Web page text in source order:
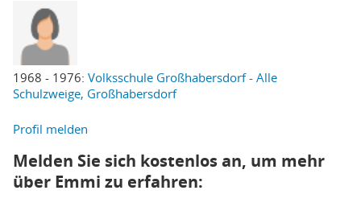
1968 - 1976: Volksschule Großhabersdorf - Alle
Schulzweige, Großhabersdorf
Profil melden
Melden Sie sich kostenlos an, um mehr
über Emmi zu erfahren: